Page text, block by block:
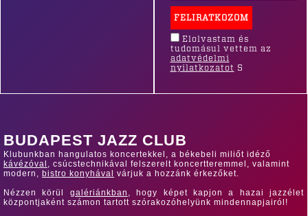
Elolvastam és
tudomásul vettem az
adatvédelmi
nyilatkozatot S
BUDAPEST JAZZ CLUB
Klubunkban hangulatos koncertekkel, a békebeli miliőt idéző
kávézóval , csúcstechnikával felszerelt koncertteremmel, valamint
modern, bistro konyháva
várjuk a hozzánk érkezőket.
Nézzen körül galériánkban , hogy képet kapjon a hazai jazzélet
központjaként számon tartott szórakozóhelyünk mindennapjairól!